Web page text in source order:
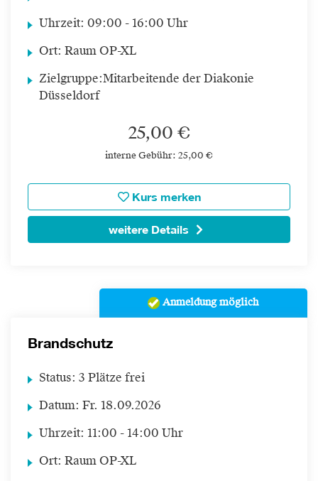
Uhrzeit: 09:00 - 16:00 Uhr
Ort: Raum OP-XL
Zielgruppe:Mitarbeitende der Diakonie
Düsseldorf
25,00 €
interne Gebühr: 25,00 €
Kurs merken
weitere Details
Anmeldung möglich
Brandschutz
Status: 3 Plätze frei
Datum: Fr. 18.09.2026
Uhrzeit: 11:00 - 14:00 Uhr
Ort: Raum OP-XL